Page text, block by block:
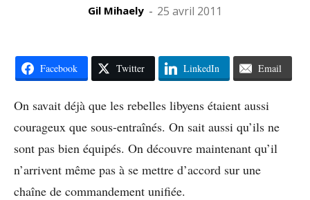
Gil Mihaely - 25 avril 2011
Facebook Twitter LinkedIn Email
On savait déjà que les rebelles libyens étaient aussi
courageux que sous-entraînés. On sait aussi qu’ils ne
sont pas bien équipés. On découvre maintenant qu’il
n’arrivent même pas à se mettre d’accord sur une
chaîne de commandement unifiée.